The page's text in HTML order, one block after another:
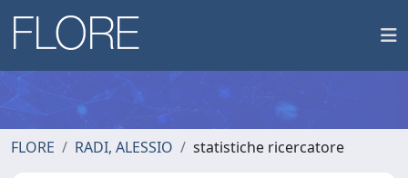
FLORE RADI, ALESSIO statistiche ricercatore